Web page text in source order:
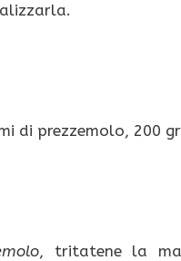
di prezzemolo,
, tritatene la